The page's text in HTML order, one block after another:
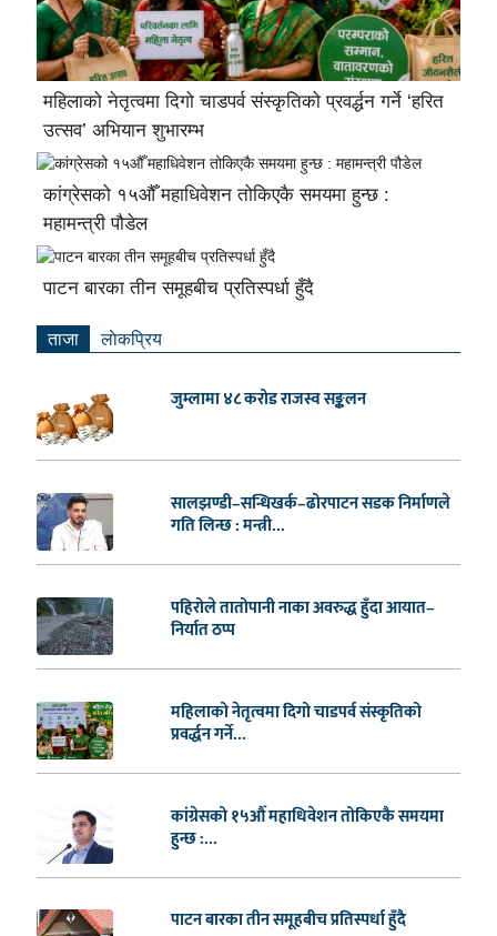
महिलाको नेतृत्वमा दिगो चाडपर्व संस्कृतिको प्रवर्द्धन गर्ने ‘हरित
उत्सव’ अभियान शुभारम्भ
कांग्रेसको १५औँ महाधिवेशन तोकिएकै समयमा हुन्छ :
महामन्त्री पौडेल
पाटन बारका तीन समूहबीच प्रतिस्पर्धा हुँदै
ताजा लाेकप्रिय
जुम्लामा ४८ करोड राजस्व सङ्कलन
सालझण्डी–सन्धिखर्क–ढोरपाटन सडक निर्माणले
गति लिन्छ : मन्त्री...
पहिरोले तातोपानी नाका अवरुद्ध हुँदा आयात–
निर्यात ठप्प
महिलाको नेतृत्वमा दिगो चाडपर्व संस्कृतिको
प्रवर्द्धन गर्ने...
कांग्रेसको १५औँ महाधिवेशन तोकिएकै समयमा
हुन्छ :...
पाटन बारका तीन समूहबीच प्रतिस्पर्धा हुँदै